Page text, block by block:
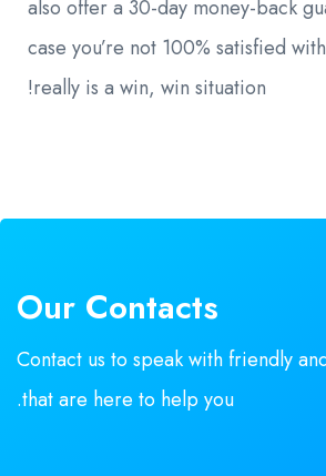
also offer a 30-day money-back
case you’re not 100% satisfied
really is a win, win situation!
Our Contacts
Contact us to speak with friendly
that are here to help you.